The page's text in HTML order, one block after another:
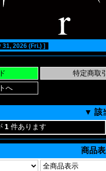
2026 (Fri.) ]
▼ 該
1 件あります
商品